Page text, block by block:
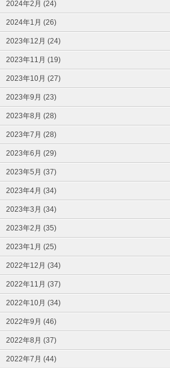
2024年2月 (24)
2024年1月 (26)
2023年12月 (24)
2023年11月 (19)
2023年10月 (27)
2023年9月 (23)
2023年8月 (28)
2023年7月 (28)
2023年6月 (29)
2023年5月 (37)
2023年4月 (34)
2023年3月 (34)
2023年2月 (35)
2023年1月 (25)
2022年12月 (34)
2022年11月 (37)
2022年10月 (34)
2022年9月 (46)
2022年8月 (37)
2022年7月 (44)